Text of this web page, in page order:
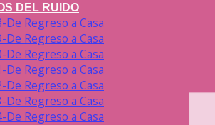
DEL RUIDO
De Regreso a Casa
De Regreso a Casa
De Regreso a Casa
De Regreso a Casa
De Regreso a Casa
De Regreso a Casa
De Regreso a Casa